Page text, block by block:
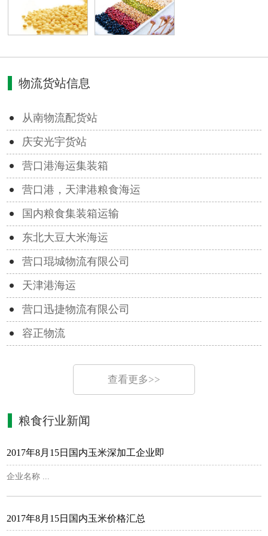
物流货站信息
从南物流配货站
庆安光宇货站
营口港海运集装箱
营口港，天津港粮食海运
国内粮食集装箱运输
东北大豆大米海运
营口琨城物流有限公司
天津港海运
营口迅捷物流有限公司
容正物流
查看更多>>
粮食行业新闻
2017年8月15日国内玉米深加工企业即
企业名称 ...
2017年8月15日国内玉米价格汇总